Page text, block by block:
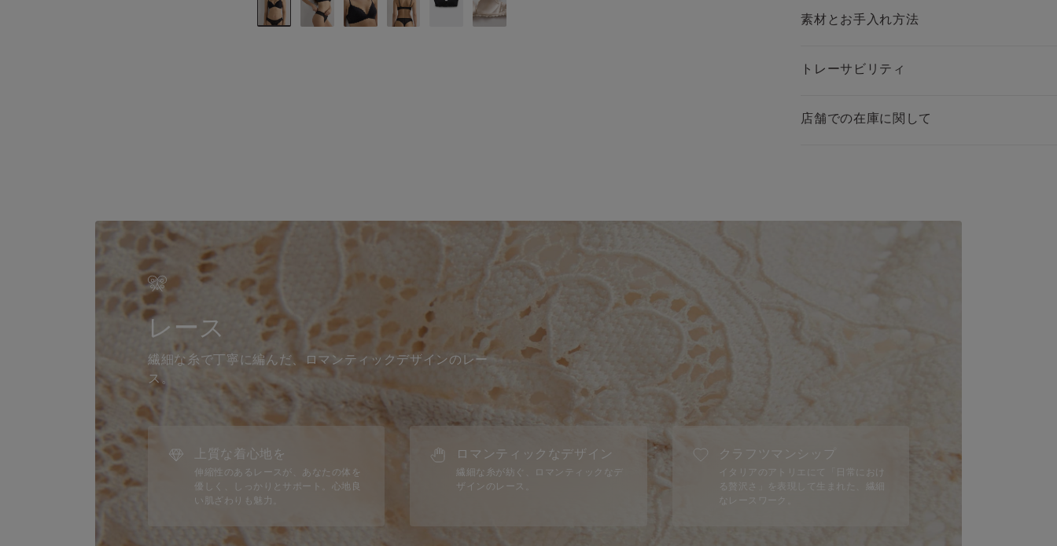
ングルブラ（品番：RIS92T）
・コットン：Tiziana コットン トライアングルブ
イバー Tiziana トライアングルブラ（品番：
素材とお手入れ方法
トレーサビリティ
店舗での在庫に関して
レース
繊細な糸で丁寧に編んだ、ロマンティックデザインのレー
ス。
上質な着心地を
伸縮性のあるレースが、あなたの体を
優しく、しっかりとサポート。心地良
い肌ざわりも魅力。
ロマンティックなデザイン
繊細な糸が紡ぐ、ロマンティックなデ
ザインのレース。
クラフツマンシップ
イタリアのアトリエにて「日常におけ
る贅沢さ」を表現して生まれた、繊細
なレースワーク。